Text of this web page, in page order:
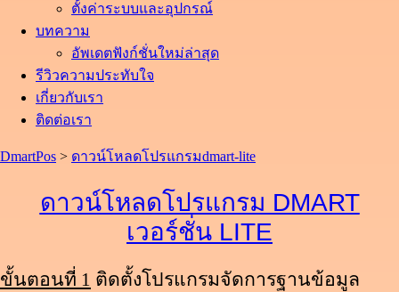
ตั้งค่าระบบและอุปกรณ์
บทความ
อัพเดตฟังก์ชั่นใหม่ล่าสุด
รีวิวความประทับใจ
เกี่ยวกับเรา
ติดต่อเรา
DmartPos > ดาวน์โหลดโปรแกรมdmart-lite
ดาวน์โหลดโปรแกรม DMART
เวอร์ชั่น LITE
ขั้นตอนที่ 1 ติดตั้งโปรแกรมจัดการฐานข้อมูล